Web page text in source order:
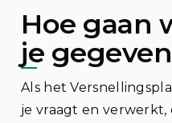
Hoe gaan
je
Als het
je vraagt en verwerkt,